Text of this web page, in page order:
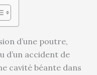
d’une poutre,
d’un accident de
cavité béante dans